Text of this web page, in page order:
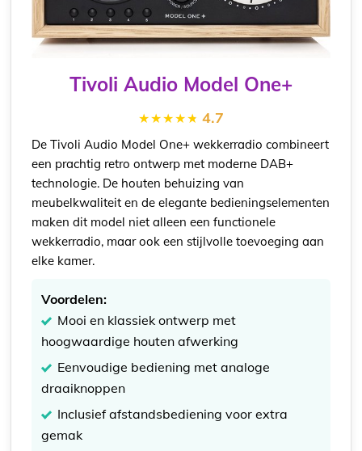
Tivoli Audio Model One+
4.7
De Tivoli Audio Model One+ wekkerradio combineert
een prachtig retro ontwerp met moderne DAB+
technologie. De houten behuizing van
meubelkwaliteit en de elegante bedieningselementen
maken dit model niet alleen een functionele
wekkerradio, maar ook een stijlvolle toevoeging aan
elke kamer.
Voordelen:
Mooi en klassiek ontwerp met
hoogwaardige houten afwerking
Eenvoudige bediening met analoge
draaiknoppen
Inclusief afstandsbediening voor extra
gemak